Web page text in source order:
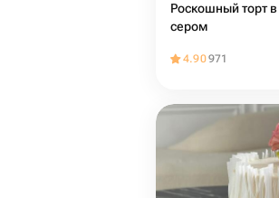
Роскошный торт
сером
4.90971